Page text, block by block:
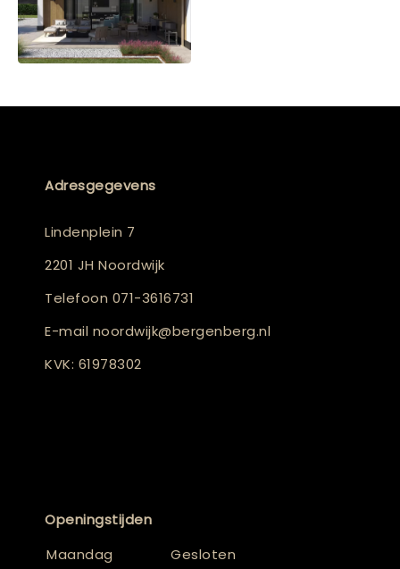
Adresgegevens
Lindenplein 7
2201 JH Noordwijk
Telefoon 071-3616731
E-mail noordwijk@bergenberg.nl
KVK: 61978302
Openingstijden
Maandag
Gesloten